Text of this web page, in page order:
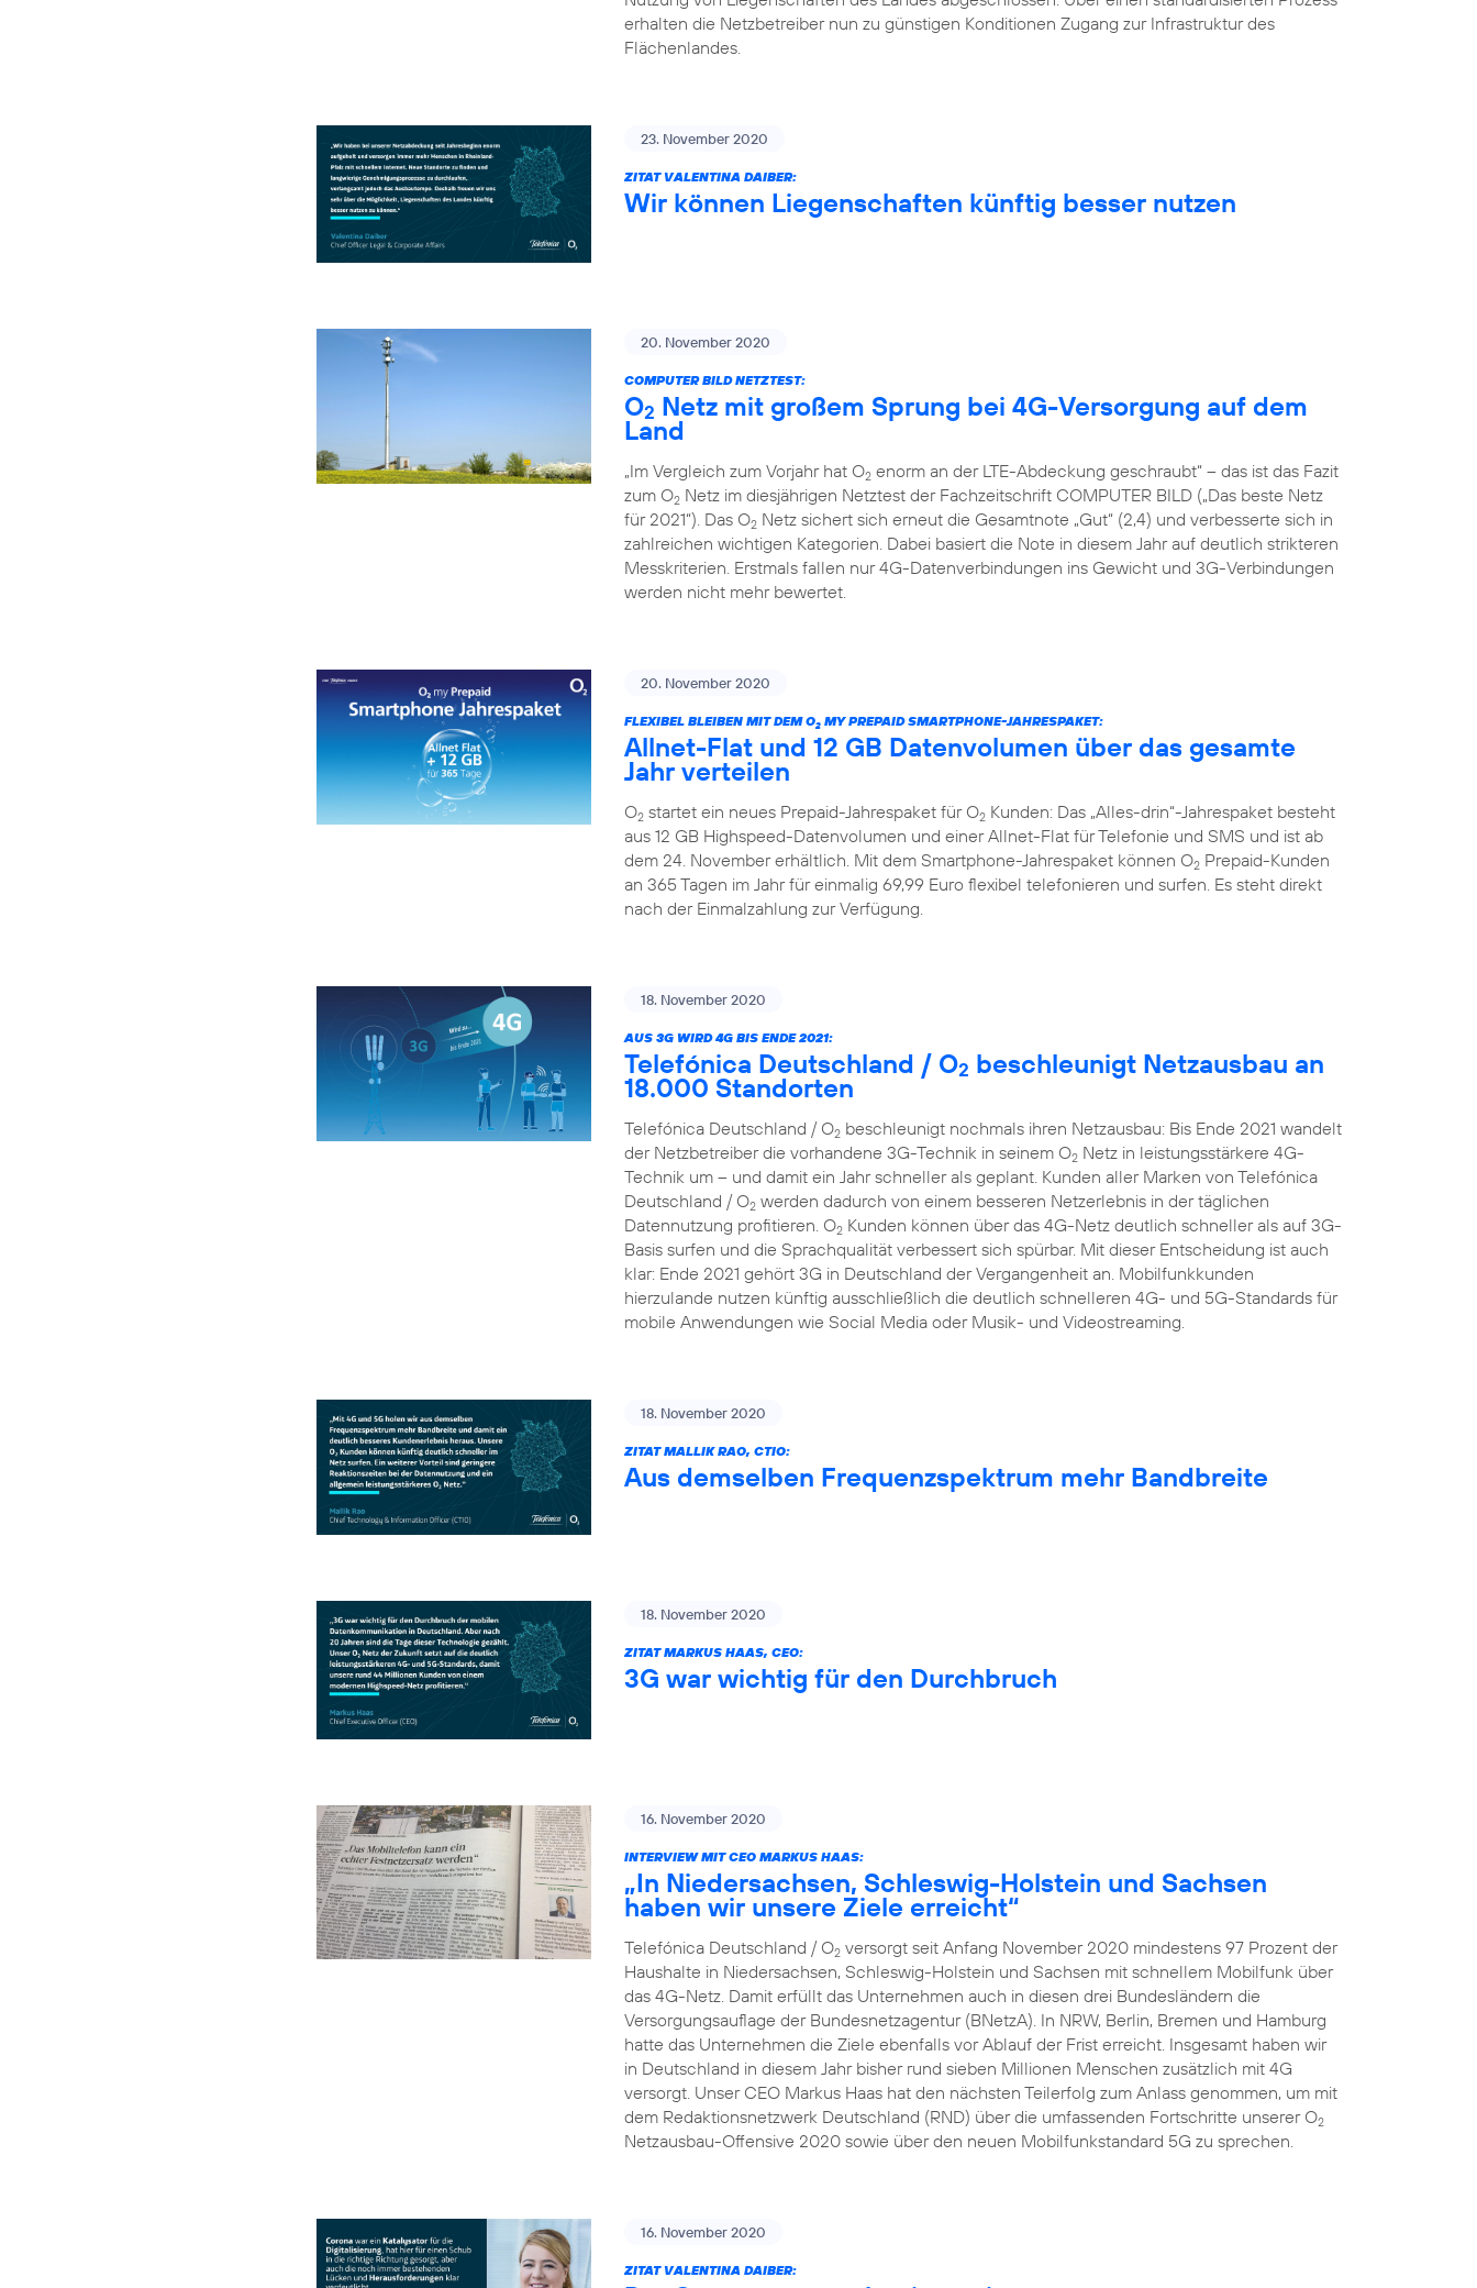
erhalten die Netzbetreiber nun zu günstigen Konditionen Zugang zur Infrastruktur des
Flächenlandes.
23. November 2020
ZITAT VALENTINA DAIBER:
Wir können Liegenschaften künftig besser nutzen
20. November 2020
COMPUTER BILD NETZTEST:
O2 Netz mit großem Sprung bei 4G-Versorgung auf dem
Land
„Im Vergleich zum Vorjahr hat O2 enorm an der LTE-Abdeckung geschraubt“ – das ist das Fazit
zum O2 Netz im diesjährigen Netztest der Fachzeitschrift COMPUTER BILD („Das beste Netz
für 2021“). Das O2 Netz sichert sich erneut die Gesamtnote „Gut“ (2,4) und verbesserte sich in
zahlreichen wichtigen Kategorien. Dabei basiert die Note in diesem Jahr auf deutlich strikteren
Messkriterien. Erstmals fallen nur 4G-Datenverbindungen ins Gewicht und 3G-Verbindungen
werden nicht mehr bewertet.
20. November 2020
FLEXIBEL BLEIBEN MIT DEM O2 MY PREPAID SMARTPHONE-JAHRESPAKET:
Allnet-Flat und 12 GB Datenvolumen über das gesamte
Jahr verteilen
O2 startet ein neues Prepaid-Jahrespaket für O2 Kunden: Das „Alles-drin“-Jahrespaket besteht
aus 12 GB Highspeed-Datenvolumen und einer Allnet-Flat für Telefonie und SMS und ist ab
dem 24. November erhältlich. Mit dem Smartphone-Jahrespaket können O2 Prepaid-Kunden
an 365 Tagen im Jahr für einmalig 69,99 Euro flexibel telefonieren und surfen. Es steht direkt
nach der Einmalzahlung zur Verfügung.
18. November 2020
AUS 3G WIRD 4G BIS ENDE 2021:
Telefónica Deutschland / O2 beschleunigt Netzausbau an
18.000 Standorten
Telefónica Deutschland / O2 beschleunigt nochmals ihren Netzausbau: Bis Ende 2021 wandelt
der Netzbetreiber die vorhandene 3G-Technik in seinem O2 Netz in leistungsstärkere 4G-
Technik um – und damit ein Jahr schneller als geplant. Kunden aller Marken von Telefónica
Deutschland / O2 werden dadurch von einem besseren Netzerlebnis in der täglichen
Datennutzung profitieren. O2 Kunden können über das 4G-Netz deutlich schneller als auf 3G-
Basis surfen und die Sprachqualität verbessert sich spürbar. Mit dieser Entscheidung ist auch
klar: Ende 2021 gehört 3G in Deutschland der Vergangenheit an. Mobilfunkkunden
hierzulande nutzen künftig ausschließlich die deutlich schnelleren 4G- und 5G-Standards für
mobile Anwendungen wie Social Media oder Musik- und Videostreaming.
18. November 2020
ZITAT MALLIK RAO, CTIO:
Aus demselben Frequenzspektrum mehr Bandbreite
18. November 2020
ZITAT MARKUS HAAS, CEO:
3G war wichtig für den Durchbruch
16. November 2020
INTERVIEW MIT CEO MARKUS HAAS:
„In Niedersachsen, Schleswig-Holstein und Sachsen
haben wir unsere Ziele erreicht“
Telefónica Deutschland / O2 versorgt seit Anfang November 2020 mindestens 97 Prozent der
Haushalte in Niedersachsen, Schleswig-Holstein und Sachsen mit schnellem Mobilfunk über
das 4G-Netz. Damit erfüllt das Unternehmen auch in diesen drei Bundesländern die
Versorgungsauflage der Bundesnetzagentur (BNetzA). In NRW, Berlin, Bremen und Hamburg
hatte das Unternehmen die Ziele ebenfalls vor Ablauf der Frist erreicht. Insgesamt haben wir
in Deutschland in diesem Jahr bisher rund sieben Millionen Menschen zusätzlich mit 4G
versorgt. Unser CEO Markus Haas hat den nächsten Teilerfolg zum Anlass genommen, um mit
dem Redaktionsnetzwerk Deutschland (RND) über die umfassenden Fortschritte unserer O2
Netzausbau-Offensive 2020 sowie über den neuen Mobilfunkstandard 5G zu sprechen.
16. November 2020
ZITAT VALENTINA DAIBER: